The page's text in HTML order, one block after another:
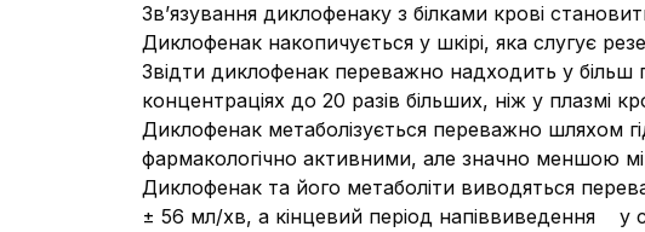
Зв’язування диклофенаку з білками крові
Диклофенак накопичується у шкірі, яка слугує
Звідти диклофенак переважно надходить у більш
концентраціях до 20 разів більших, ніж у плазмі
Диклофенак метаболізується переважно шляхом
фармакологічно активними, але значно меншою
Диклофенак та його метаболіти виводяться
± 56 мл/хв, а кінцевий період напіввиведення у